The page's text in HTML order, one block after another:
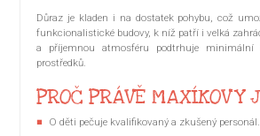
Důraz je kladen i na dostatek pohybu, což
funkcionalistické budovy, k níž patří i velká
a příjemnou atmosféru podtrhuje minimální
prostředků.
PROČ PRÁVĚ MAXÍKOVY
O děti pečuje kvalifikovaný a zkušený personál.